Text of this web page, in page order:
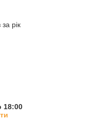
рік
18:00